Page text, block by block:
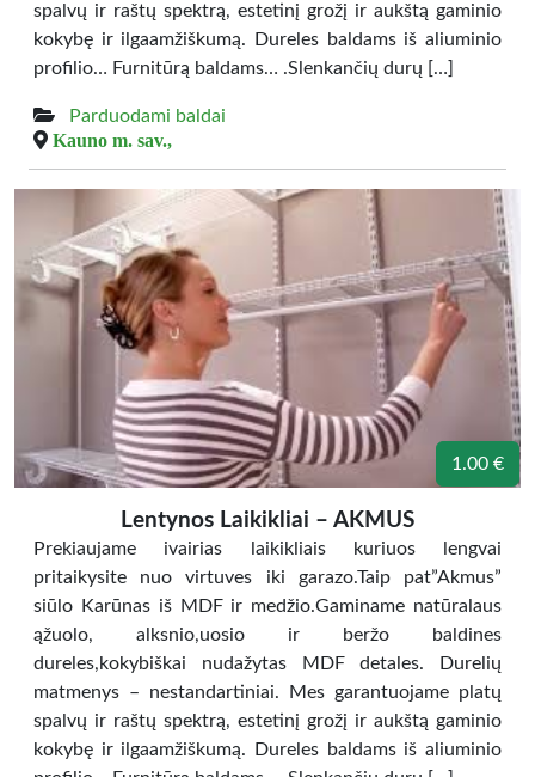
spalvų ir raštų spektrą, estetinį grožį ir aukštą gaminio
kokybę ir ilgaamžiškumą. Dureles baldams iš aliuminio
profilio… Furnitūrą baldams… .Slenkančių durų […]
Parduodami baldai
Kauno m. sav.,
1.00 €
Lentynos Laikikliai – AKMUS
Prekiaujame ivairias laikikliais kuriuos lengvai
pritaikysite nuo virtuves iki garazo.Taip pat”Akmus”
siūlo Karūnas iš MDF ir medžio.Gaminame natūralaus
ąžuolo, alksnio,uosio ir beržo baldines
dureles,kokybiškai nudažytas MDF detales. Durelių
matmenys – nestandartiniai. Mes garantuojame platų
spalvų ir raštų spektrą, estetinį grožį ir aukštą gaminio
kokybę ir ilgaamžiškumą. Dureles baldams iš aliuminio